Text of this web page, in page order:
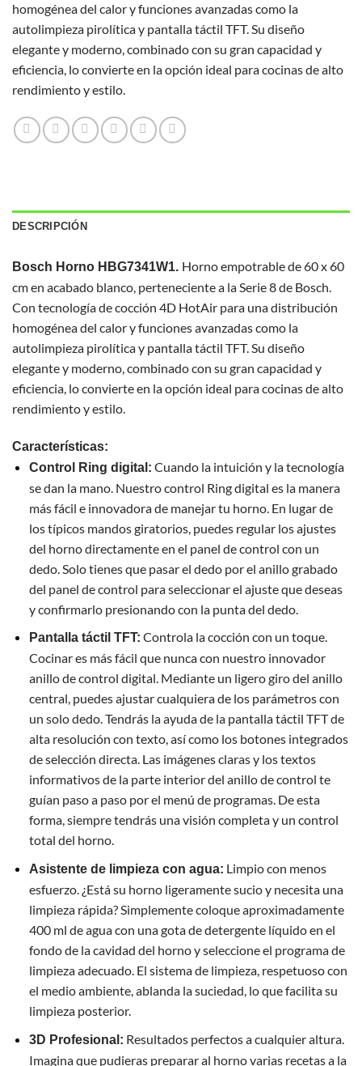
homogénea del calor y funciones avanzadas como la
autolimpieza pirolítica y pantalla táctil TFT. Su diseño
elegante y moderno, combinado con su gran capacidad y
eficiencia, lo convierte en la opción ideal para cocinas de alto
rendimiento y estilo.
DESCRIPCIÓN
Bosch Horno HBG7341W1. Horno empotrable de 60 x 60
cm en acabado blanco, perteneciente a la Serie 8 de Bosch.
Con tecnología de cocción 4D HotAir para una distribución
homogénea del calor y funciones avanzadas como la
autolimpieza pirolítica y pantalla táctil TFT. Su diseño
elegante y moderno, combinado con su gran capacidad y
eficiencia, lo convierte en la opción ideal para cocinas de alto
rendimiento y estilo.
Características:
Control Ring digital: Cuando la intuición y la tecnología
se dan la mano. Nuestro control Ring digital es la manera
más fácil e innovadora de manejar tu horno. En lugar de
los típicos mandos giratorios, puedes regular los ajustes
del horno directamente en el panel de control con un
dedo. Solo tienes que pasar el dedo por el anillo grabado
del panel de control para seleccionar el ajuste que deseas
y confirmarlo presionando con la punta del dedo.
Pantalla táctil TFT: Controla la cocción con un toque.
Cocinar es más fácil que nunca con nuestro innovador
anillo de control digital. Mediante un ligero giro del anillo
central, puedes ajustar cualquiera de los parámetros con
un solo dedo. Tendrás la ayuda de la pantalla táctil TFT de
alta resolución con texto, así como los botones integrados
de selección directa. Las imágenes claras y los textos
informativos de la parte interior del anillo de control te
guían paso a paso por el menú de programas. De esta
forma, siempre tendrás una visión completa y un control
total del horno.
Asistente de limpieza con agua: Limpio con menos
esfuerzo. ¿Está su horno ligeramente sucio y necesita una
limpieza rápida? Simplemente coloque aproximadamente
400 ml de agua con una gota de detergente líquido en el
fondo de la cavidad del horno y seleccione el programa de
limpieza adecuado. El sistema de limpieza, respetuoso con
el medio ambiente, ablanda la suciedad, lo que facilita su
limpieza posterior.
3D Profesional: Resultados perfectos a cualquier altura.
Imagina que pudieras preparar al horno varias recetas a la